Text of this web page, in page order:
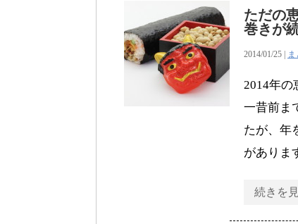
ただの
巻きが
2014/01/25 |
2014年の
一昔前ま
たが、年
がありま
続きを